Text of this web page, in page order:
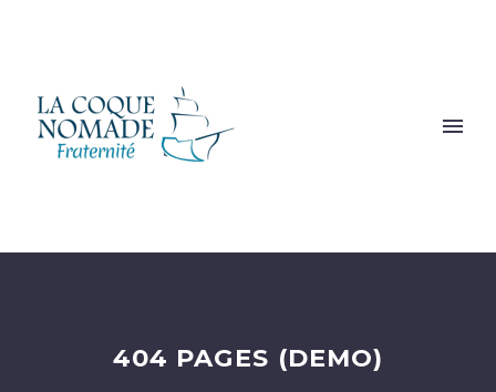
404 PAGES (DEMO)